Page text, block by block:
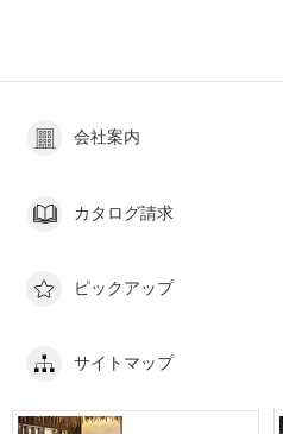
会社案内
カタログ請求
ピックアップ
サイトマップ